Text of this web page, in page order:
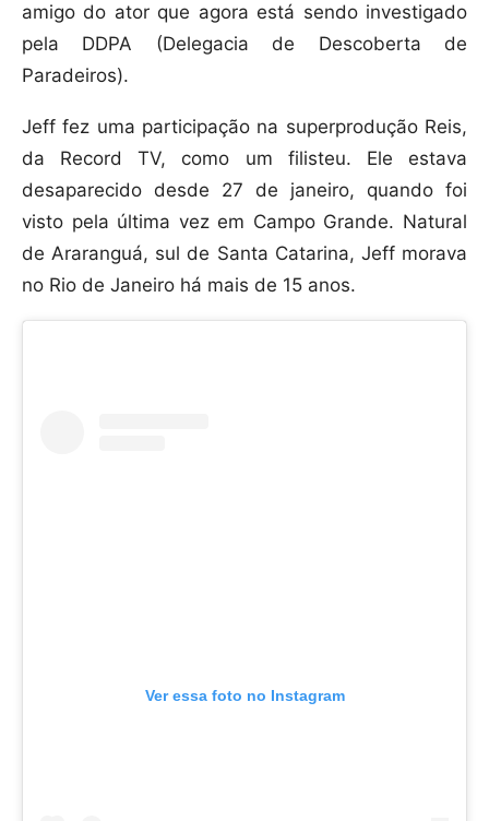
amigo do ator que agora está sendo investigado
pela DDPA (Delegacia de Descoberta de
Paradeiros).
Jeff fez uma participação na superprodução Reis,
da Record TV, como um filisteu. Ele estava
desaparecido desde 27 de janeiro, quando foi
visto pela última vez em Campo Grande. Natural
de Araranguá, sul de Santa Catarina, Jeff morava
no Rio de Janeiro há mais de 15 anos.
Ver essa foto no Instagram